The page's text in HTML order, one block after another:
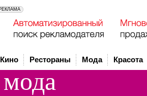
Кино Рестораны Мода Красота
мода